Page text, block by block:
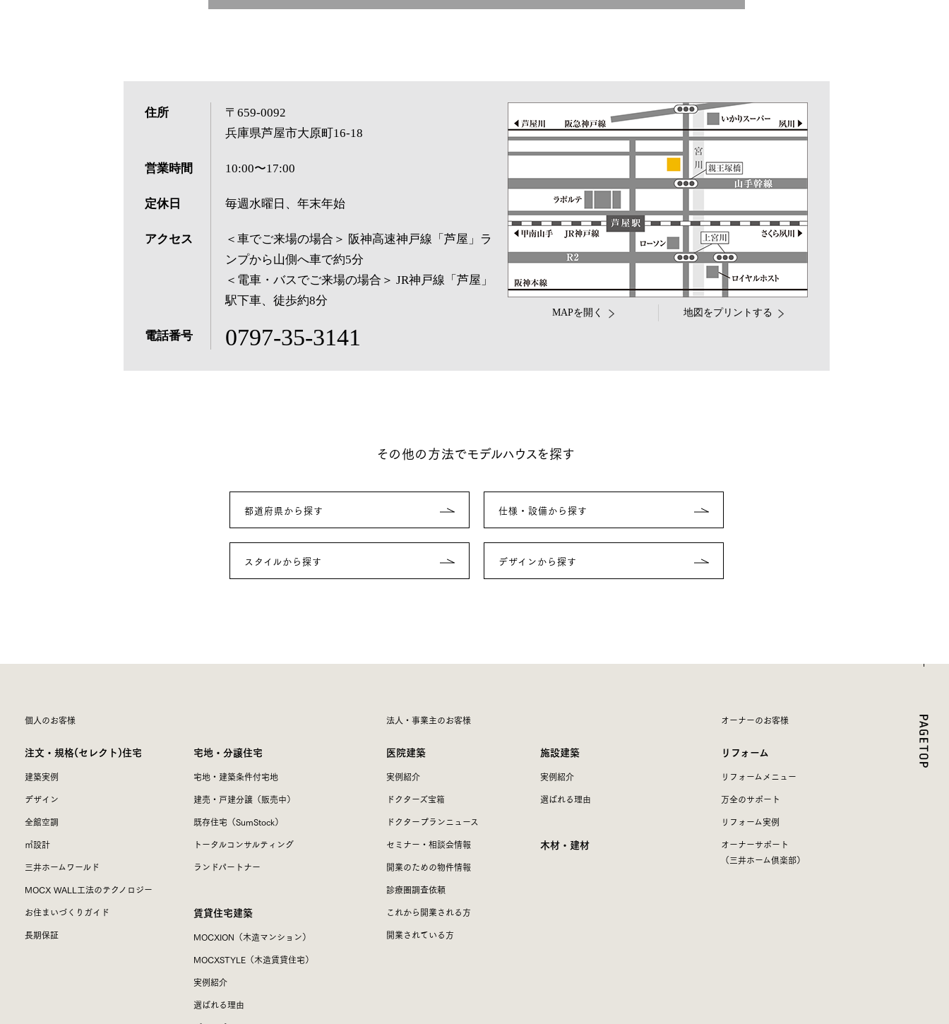
住所
〒659-0092
兵庫県芦屋市大原町16-18
営業時間 10:00〜17:00
定休日 毎週水曜日、年末年始
アクセス
＜車でご来場の場合＞ 阪神高速神戸線「芦屋」ラ
ンプから山側へ車で約5分
＜電車・バスでご来場の場合＞ JR神戸線「芦屋」
駅下車、徒歩約8分
電話番号 0797-35-3141
MAPを開く 地図をプリントする
その他の方法でモデルハウスを探す
都道府県から探す 仕様・設備から探す
スタイルから探す デザインから探す
個人のお客様
注文・規格(セレクト)住宅
建築実例
デザイン
全館空調
㎥設計
三井ホームワールド
MOCX WALL工法のテクノロジー
お住まいづくりガイド
長期保証
宅地・分譲住宅
宅地・建築条件付宅地
建売・戸建分譲（販売中）
既存住宅（SumStock）
トータルコンサルティング
ランドパートナー
賃貸住宅建築
MOCXION（木造マンション）
MOCXSTYLE（木造賃貸住宅）
実例紹介
選ばれる理由
法人・事業主のお客様
医院建築
実例紹介
ドクターズ宝箱
ドクタープランニュース
セミナー・相談会情報
開業のための物件情報
診療圏調査依頼
これから開業される方
開業されている方
施設建築
実例紹介
選ばれる理由
木材・建材
オーナーのお客様
リフォーム
リフォームメニュー
万全のサポート
リフォーム実例
オーナーサポート
（三井ホーム倶楽部）